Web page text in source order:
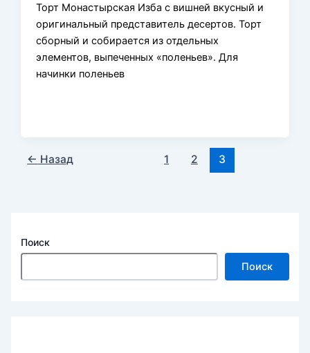
Торт Монастырская Изба с вишней вкусный и
оригинальный представитель десертов. Торт
сборный и собирается из отдельных
элементов, выпеченных «поленьев». Для
начинки поленьев
← Назад 1 2 3
Поиск
Поиск